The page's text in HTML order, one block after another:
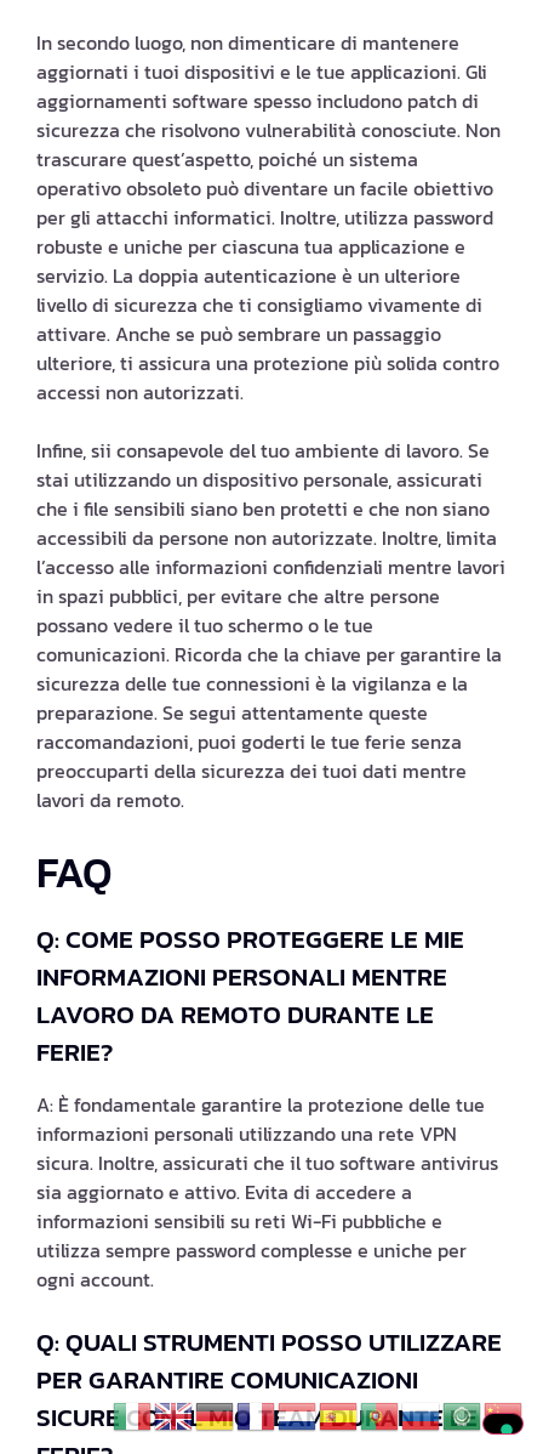
In secondo luogo, non dimenticare di mantenere
aggiornati i tuoi dispositivi e le tue applicazioni. Gli
aggiornamenti software spesso includono patch di
sicurezza che risolvono vulnerabilità conosciute. Non
trascurare quest’aspetto, poiché un sistema
operativo obsoleto può diventare un facile obiettivo
per gli attacchi informatici. Inoltre, utilizza password
robuste e uniche per ciascuna tua applicazione e
servizio. La doppia autenticazione è un ulteriore
livello di sicurezza che ti consigliamo vivamente di
attivare. Anche se può sembrare un passaggio
ulteriore, ti assicura una protezione più solida contro
accessi non autorizzati.
Infine, sii consapevole del tuo ambiente di lavoro. Se
stai utilizzando un dispositivo personale, assicurati
che i file sensibili siano ben protetti e che non siano
accessibili da persone non autorizzate. Inoltre, limita
l’accesso alle informazioni confidenziali mentre lavori
in spazi pubblici, per evitare che altre persone
possano vedere il tuo schermo o le tue
comunicazioni. Ricorda che la chiave per garantire la
sicurezza delle tue connessioni è la vigilanza e la
preparazione. Se segui attentamente queste
raccomandazioni, puoi goderti le tue ferie senza
preoccuparti della sicurezza dei tuoi dati mentre
lavori da remoto.
FAQ
Q: COME POSSO PROTEGGERE LE MIE
INFORMAZIONI PERSONALI MENTRE
LAVORO DA REMOTO DURANTE LE
FERIE?
A: È fondamentale garantire la protezione delle tue
informazioni personali utilizzando una rete VPN
sicura. Inoltre, assicurati che il tuo software antivirus
sia aggiornato e attivo. Evita di accedere a
informazioni sensibili su reti Wi-Fi pubbliche e
utilizza sempre password complesse e uniche per
ogni account.
Q: QUALI STRUMENTI POSSO UTILIZZARE
PER GARANTIRE COMUNICAZIONI
SICURE CON IL MIO TEAM DURANTE LE